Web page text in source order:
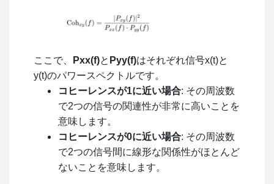
ここで、 Pxx(f)と Pyy(f)はそれぞれ信号x(t)と
y(t)のパワースペクトルです。
コヒーレンスが1に近い場合: その周波数
で2つの信号の関連性が非常に高いことを
意味します。
コヒーレンスが0に近い場合: その周波数
で2つの信号間に線形な関係性がほとんど
ないことを意味します。